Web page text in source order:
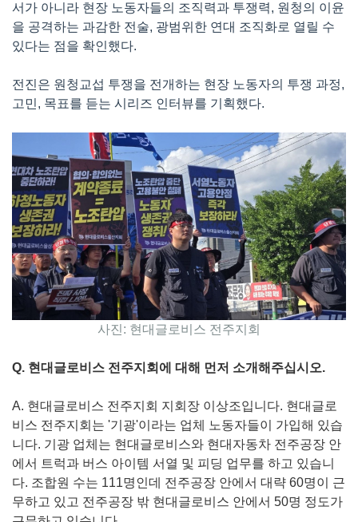
서가 아니라 현장 노동자들의 조직력과 투쟁력, 원청의 이윤
을 공격하는 과감한 전술, 광범위한 연대 조직화로 열릴 수
있다는 점을 확인했다.
전진은 원청교섭 투쟁을 전개하는 현장 노동자의 투쟁 과정,
고민, 목표를 듣는 시리즈 인터뷰를 기획했다.
사진: 현대글로비스 전주지회
Q. 현대글로비스 전주지회에 대해 먼저 소개해주십시오.
A. 현대글로비스 전주지회 지회장 이상조입니다. 현대글로
비스 전주지회는 '기광'이라는 업체 노동자들이 가입해 있습
니다. 기광 업체는 현대글로비스와 현대자동차 전주공장 안
에서 트럭과 버스 아이템 서열 및 피딩 업무를 하고 있습니
다. 조합원 수는 111명인데 전주공장 안에서 대략 60명이 근
무하고 있고 전주공장 밖 현대글로비스 안에서 50명 정도가